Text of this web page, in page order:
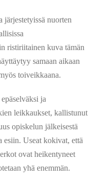
järjestetyissä nuorten
ristiriitainen kuva tämän
samaan aikaan
toiveikkaana.
ja
leikkaukset, kallistunut
opiskelun jälkeisestä
esiin. Useat kokivat, että
ovat heikentyneet
yhä enemmän.